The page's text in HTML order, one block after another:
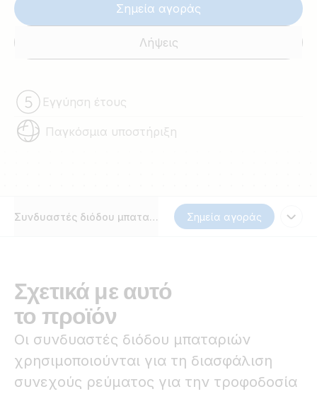
Σημεία αγοράς
Λήψεις
Εγγύηση έτους
Παγκόσμια υποστήριξη
Συνδυαστές διόδου μπαταριών ArgoΣημεία αγοράς
Σχετικά με αυτό
το προϊόν
Οι συνδυαστές διόδου μπαταριών
χρησιμοποιούνται για τη διασφάλιση
συνεχούς ρεύματος για την τροφοδοσία